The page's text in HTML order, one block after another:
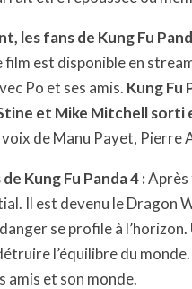
les fans de Kung Fu
film est disponible en
Po et ses amis. Kung Fu
et Mike Mitchell sorti
voix de Manu Payet,
Kung Fu Panda 4 :Après
Il est devenu le Dragon
se profile à
l’équilibre du
amis et son monde.